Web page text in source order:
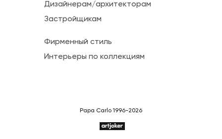
Дизайнерам/архитекторам
Застройщикам
Фирменный стиль
Интерьеры по коллекциям
Papa Carlo 1996-2026